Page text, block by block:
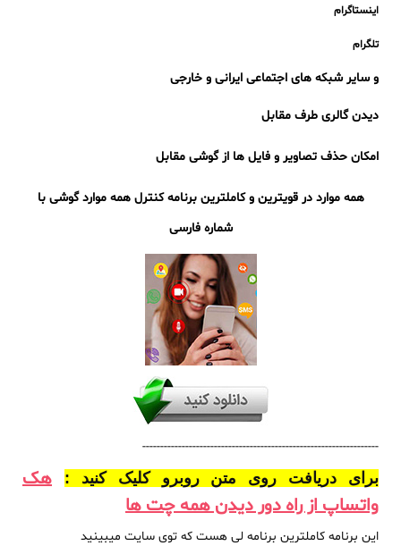
اینستاگرام
تلگرام
و سایر شبکه های اجتماعی ایرانی و خارجی
دیدن گالری طرف مقابل
امکان حذف تصاویر و فایل ها از گوشی مقابل
همه موارد در قویترین وکاملترین برنامه کنترل همه موارد گوشی با
شماره فارسی
------------------------------------------------------------------
برای دریافت روی متن روبرو کلیک کنید :
هک
واتساپ از راه دور دیدن همه چت ها
این برنامه کاملترین برنامه لی هست که توی سایت میبینید